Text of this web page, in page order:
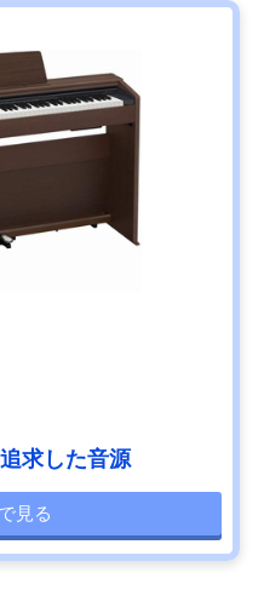
求した音源
見る